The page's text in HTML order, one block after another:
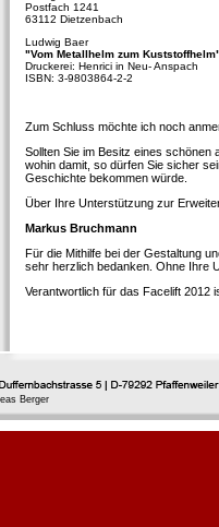
Postfach 1241
63112 Dietzenbach
Ludwig Baer
"Vom Metallhelm zum
Druckerei: Henrici in Neu- Anspach
ISBN: 3-9803864-2-2
Zum Schluss möchte ich noch
Sollten Sie im Besitz eines schönen
wohin damit, so dürfen Sie sicher
Geschichte bekommen würde.
Über Ihre Unterstützung zur
Markus Bruchmann
Für die Mithilfe bei der Gestaltung
sehr herzlich bedanken. Ohne Ihre
Verantwortlich für das Facelift 2012
Berger